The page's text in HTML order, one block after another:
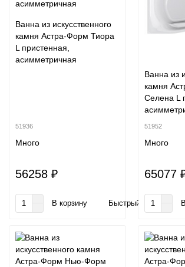
Ванна из искусственного
камня Астра-Форм Тиора
L пристенная,
асимметричная
51936
Много
56258 ₽
В корзину Быстрый заказ
Ванна из
камня
Селена L
51952
Много
65077